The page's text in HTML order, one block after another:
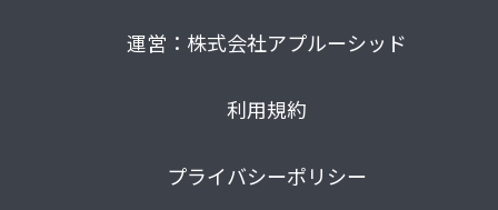
運営：株式会社アプルーシッド
利用規約
プライバシーポリシー